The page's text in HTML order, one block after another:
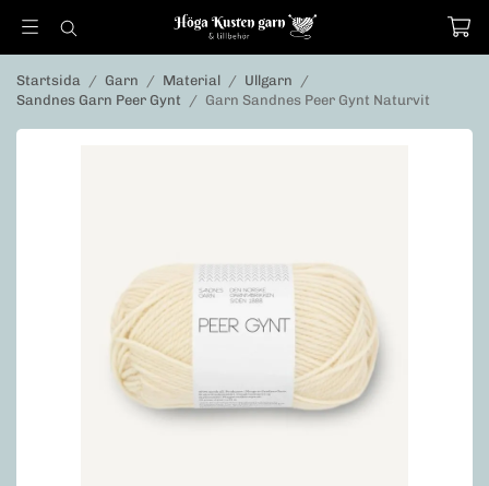
Startsida / Garn / Material / Ullgarn /
Sandnes Garn Peer Gynt / Garn Sandnes Peer Gynt Naturvit